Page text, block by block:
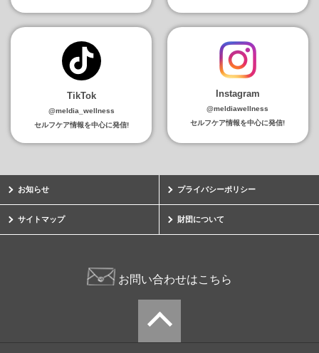
TikTok
@meldia_wellness
セルフケア情報を中心に発信!
Instagram
@meldiawellness
セルフケア情報を中心に発信!
お知らせ プライバシーポリシー
サイトマップ 財団について
お問い合わせはこちら